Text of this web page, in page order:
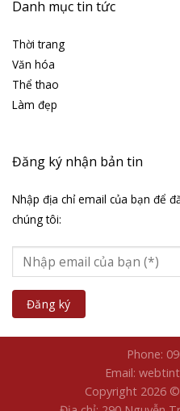
Danh mục tin tức
Thời trang
Văn hóa
Thể thao
Làm đẹp
Đăng ký nhận bản tin
Nhập địa chỉ email của bạn để
chúng tôi:
Phone:
Email:
Copyright 2026